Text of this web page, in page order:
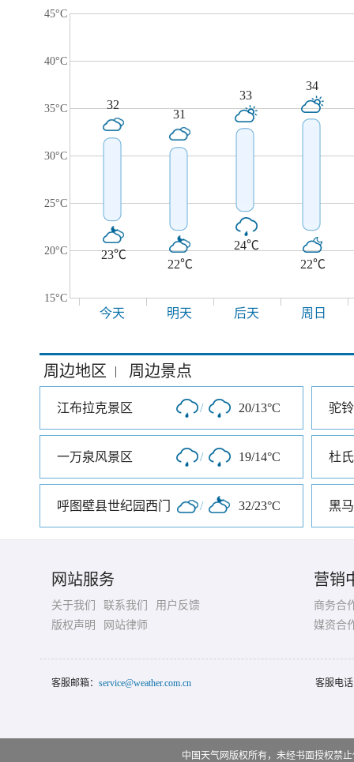
45°C
40°C
35°C
30°C
25°C
20°C
15°C
32
23℃
31
22℃
33
24℃
34
22℃
今天 明天 后天 周日
周边地区 | 周边景点
江布拉克景区 / 20/13°C
一万泉风景区 / 19/14°C 杜
呼图壁县世纪园西门 / 32/23°C 黑
网站服务
关于我们 联系我们
用户反馈
版权声明
网站律师
营销
商务合
媒资合
客服邮箱： service@weather.com.cn 客服电
中国天气网版权所有，未经书面授权